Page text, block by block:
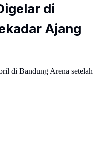
di
Ajang
di Bandung Arena setelah